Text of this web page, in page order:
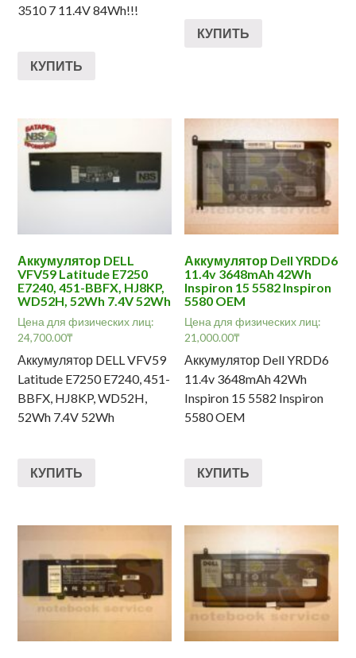
3510 7 11.4V 84Wh!!!
КУПИТЬ
КУПИТЬ
Аккумулятор DELL
VFV59 Latitude E7250
E7240, 451-BBFX, HJ8KP,
WD52H, 52Wh 7.4V 52Wh
Цена для физических лиц:
24,700.00₸
Аккумулятор DELL VFV59
Latitude E7250 E7240, 451-
BBFX, HJ8KP, WD52H,
52Wh 7.4V 52Wh
КУПИТЬ
Аккумулятор Dell YRDD6
11.4v 3648mAh 42Wh
Inspiron 15 5582 Inspiron
5580 OEM
Цена для физических лиц:
21,000.00₸
Аккумулятор Dell YRDD6
11.4v 3648mAh 42Wh
Inspiron 15 5582 Inspiron
5580 OEM
КУПИТЬ